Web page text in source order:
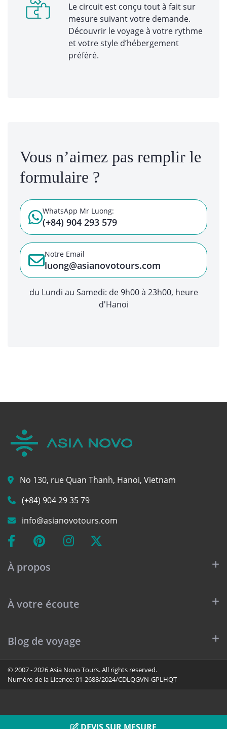
Le circuit est conçu tout à fait sur
mesure suivant votre demande.
Découvrir le voyage à votre rythme
et votre style d’hébergement
préféré.
Vous n’aimez pas remplir le
formulaire ?
WhatsApp Mr Luong:
(+84) 904 293 579
Notre Email
luong@asianovotours.com
du Lundi au Samedi: de 9h00 à 23h00, heure
d'Hanoi
No 130, rue Quan Thanh, Hanoi, Vietnam
(+84) 904 29 35 79
info@asianovotours.com
À propos
À votre écoute
Blog de voyage
© 2007 - 2026 Asia Novo Tours. All rights reserved.
Numéro de la Licence:01-2688/2024/CDLQGVN-GPLHQT